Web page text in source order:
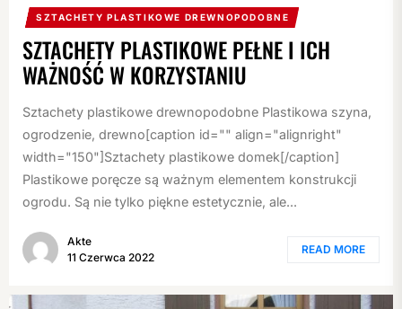
SZTACHETY PLASTIKOWE DREWNOPODOBNE
SZTACHETY PLASTIKOWE PEŁNE I ICH
WAŻNOŚĆ W KORZYSTANIU
Sztachety plastikowe drewnopodobne Plastikowa szyna,
ogrodzenie, drewno[caption id="" align="alignright"
width="150"]Sztachety plastikowe domek[/caption]
Plastikowe poręcze są ważnym elementem konstrukcji
ogrodu. Są nie tylko piękne estetycznie, ale...
Akte
11 Czerwca 2022
READ MORE